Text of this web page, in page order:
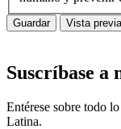
Suscríbase a
Entérese sobre todo
Latina.